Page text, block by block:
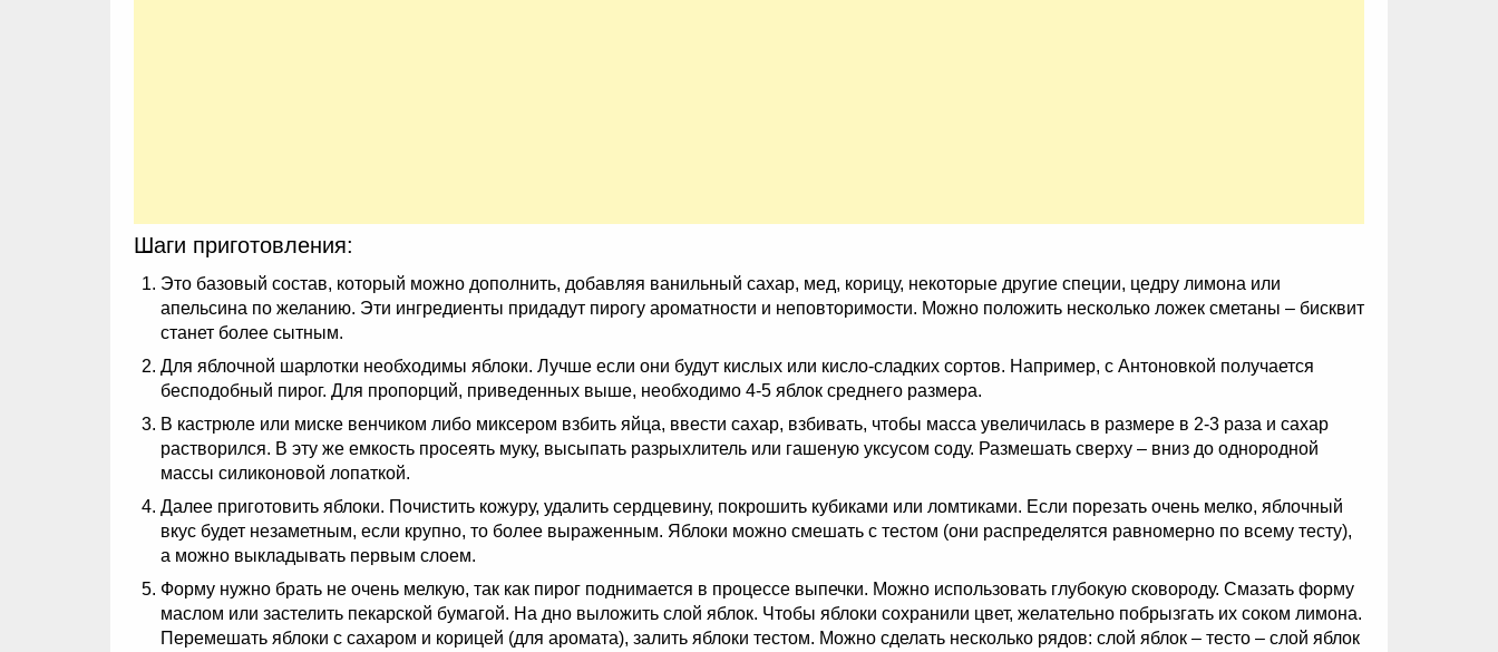
Шаги приготовления:
Это базовый состав, который можно дополнить, добавляя ванильный сахар, мед, корицу, некоторые другие специи, цедру лимона или
апельсина по желанию. Эти ингредиенты придадут пирогу ароматности и неповторимости. Можно положить несколько ложек сметаны – бисквит
станет более сытным.
Для яблочной шарлотки необходимы яблоки. Лучше если они будут кислых или кисло-сладких сортов. Например, с Антоновкой получается
бесподобный пирог. Для пропорций, приведенных выше, необходимо 4-5 яблок среднего размера.
В кастрюле или миске венчиком либо миксером взбить яйца, ввести сахар, взбивать, чтобы масса увеличилась в размере в 2-3 раза и сахар
растворился. В эту же емкость просеять муку, высыпать разрыхлитель или гашеную уксусом соду. Размешать сверху – вниз до однородной
массы силиконовой лопаткой.
Далее приготовить яблоки. Почистить кожуру, удалить сердцевину, покрошить кубиками или ломтиками. Если порезать очень мелко, яблочный
вкус будет незаметным, если крупно, то более выраженным. Яблоки можно смешать с тестом (они распределятся равномерно по всему тесту),
а можно выкладывать первым слоем.
Форму нужно брать не очень мелкую, так как пирог поднимается в процессе выпечки. Можно использовать глубокую сковороду. Смазать форму
маслом или застелить пекарской бумагой. На дно выложить слой яблок. Чтобы яблоки сохранили цвет, желательно побрызгать их соком лимона.
Перемешать яблоки с сахаром и корицей (для аромата), залить яблоки тестом. Можно сделать несколько рядов: слой яблок – тесто – слой яблок